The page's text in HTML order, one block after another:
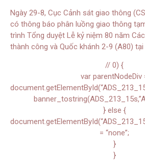
Ngày 29-8, Cục Cảnh sát giao thông
có thông báo phân luồng giao thông
trình Tổng duyệt Lễ kỷ niệm 80 năm
thành công và Quốc khánh 2-9 (A80) tại
// 0) {
var parentNodeDiv
} else {
= “none”;
}
}